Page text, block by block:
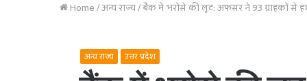
Home/अन्य राज्य/बैंक में भरोसे की लूट: अफसर ने 93 ग्राहकों से
अन्य राज्य उत्तर प्रदेश